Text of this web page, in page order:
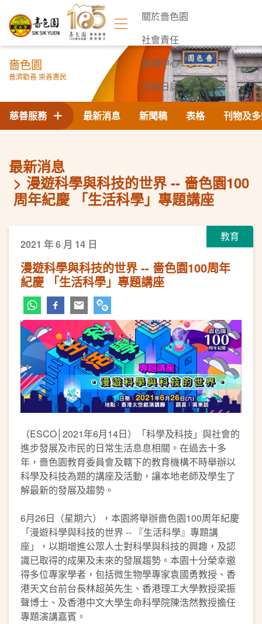
關於嗇色園
社會責任
新聞中心
活動日誌
聯絡我們
嗇色園
普濟勸善 崇善惠民
最新消息 新聞稿 表格 刊物及
慈善服務
最新消息
漫遊科學與科技的世界 -- 嗇色園100
周年紀慶 「生活科學」專題講座
教育
2021 年 6 月 14 日
漫遊科學與科技的世界 -- 嗇色園100周年
紀慶 「生活科學」專題講座
（ESCO│2021年6月14日）「科學及科技」與社會的
進步發展及市民的日常生活息息相關。在過去十多
年，嗇色園教育委員會及轄下的教育機構不時舉辦以
科學及科技為題的講座及活動，讓本地老師及學生了
解最新的發展及趨勢。
6月26日（星期六），本園將舉辦嗇色園100周年紀慶
「漫遊科學與科技的世界 -- 『生活科學』專題講
座」，以期增進公眾人士對科學與科技的興趣，及認
識已取得的成果及未來的發展趨勢。本園十分榮幸邀
得多位專家學者，包括微生物學專家袁國勇教授、香
港天文台前台長林超英先生、香港理工大學教授梁振
聲博士、及香港中文大學生命科學院陳浩然教授擔任
專題演講嘉賓。